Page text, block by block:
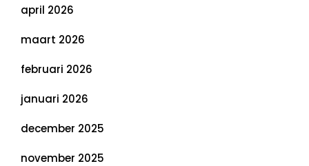
april 2026
maart 2026
februari 2026
januari 2026
december 2025
november 2025